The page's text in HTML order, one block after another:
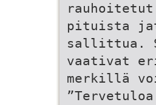
pituista
sallittua.
vaativat
merkillä